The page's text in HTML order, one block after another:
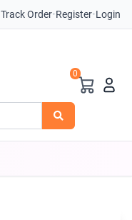
Track Order•Register•Login
0